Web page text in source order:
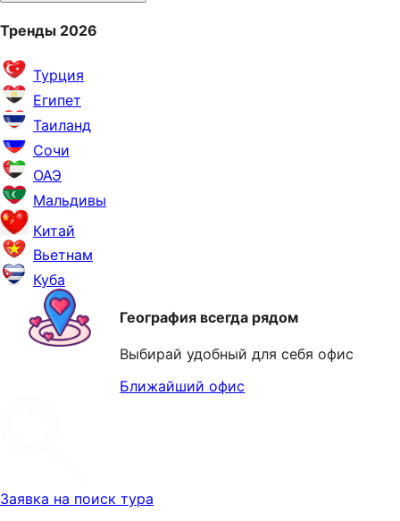
Тренды 2026
Турция
Египет
Таиланд
Сочи
ОАЭ
Мальдивы
Китай
Вьетнам
Куба
География всегда рядом
Выбирай удобный для себя офис
Ближайший офис
Заявка на поиск тура